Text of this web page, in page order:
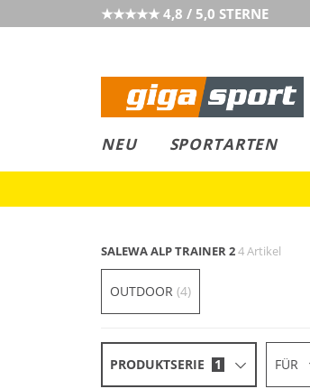
★★★★★ 4,8 / 5,0 STERNE
NEU SPORTARTEN
LEASING
COLLECT
SALEWA ALP TRAINER 24 Artikel
OUTDOOR (4)
PRODUKTSERIE 1 FÜR